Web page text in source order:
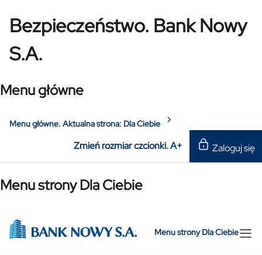
Bezpieczeństwo. Bank Nowy
S.A.
Menu główne
Menu główne. Aktualna strona: Dla Ciebie
Zmień rozmiar czcionki.A+ Zaloguj się
Menu strony Dla Ciebie
Menu strony Dla Ciebie